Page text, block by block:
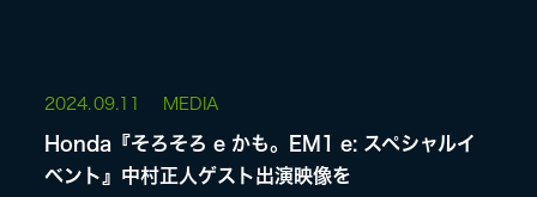
2024. 09.11 MEDIA
Honda『そろそろ e かも。EM1 e: スペシャルイ
ベント』中村正人ゲスト出演映像を